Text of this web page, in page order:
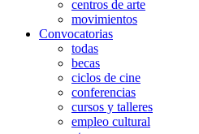
centros de arte
movimientos
Convocatorias
todas
becas
ciclos de cine
conferencias
cursos y talleres
empleo cultural